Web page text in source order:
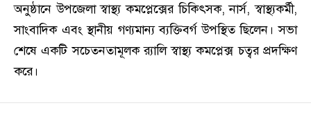
​অনুষ্ঠানে উপজেলা স্বাস্থ্য কমপ্লেক্সের চিকিৎসক, নার্স, স্বাস্থ্যকর্মী,
সাংবাদিক এবং স্থানীয় গণ্যমান্য ব্যক্তিবর্গ উপস্থিত ছিলেন। সভা
শেষে একটি সচেতনতামূলক র‍্যালি স্বাস্থ্য কমপ্লেক্স চত্বর প্রদক্ষিণ
করে।